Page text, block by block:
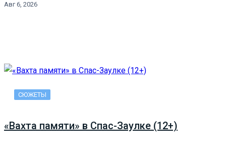
Авг 6, 2026
СЮЖЕТЫ
«Вахта памяти» в Спас-Заулке (12+)